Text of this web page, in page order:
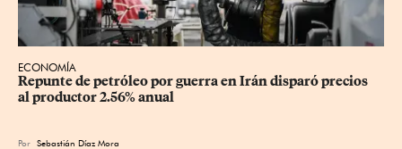
ECONOMÍA
Repunte de petróleo por guerra en Irán disparó precios
al productor 2.56% anual
Por Sebastián Díaz Mora